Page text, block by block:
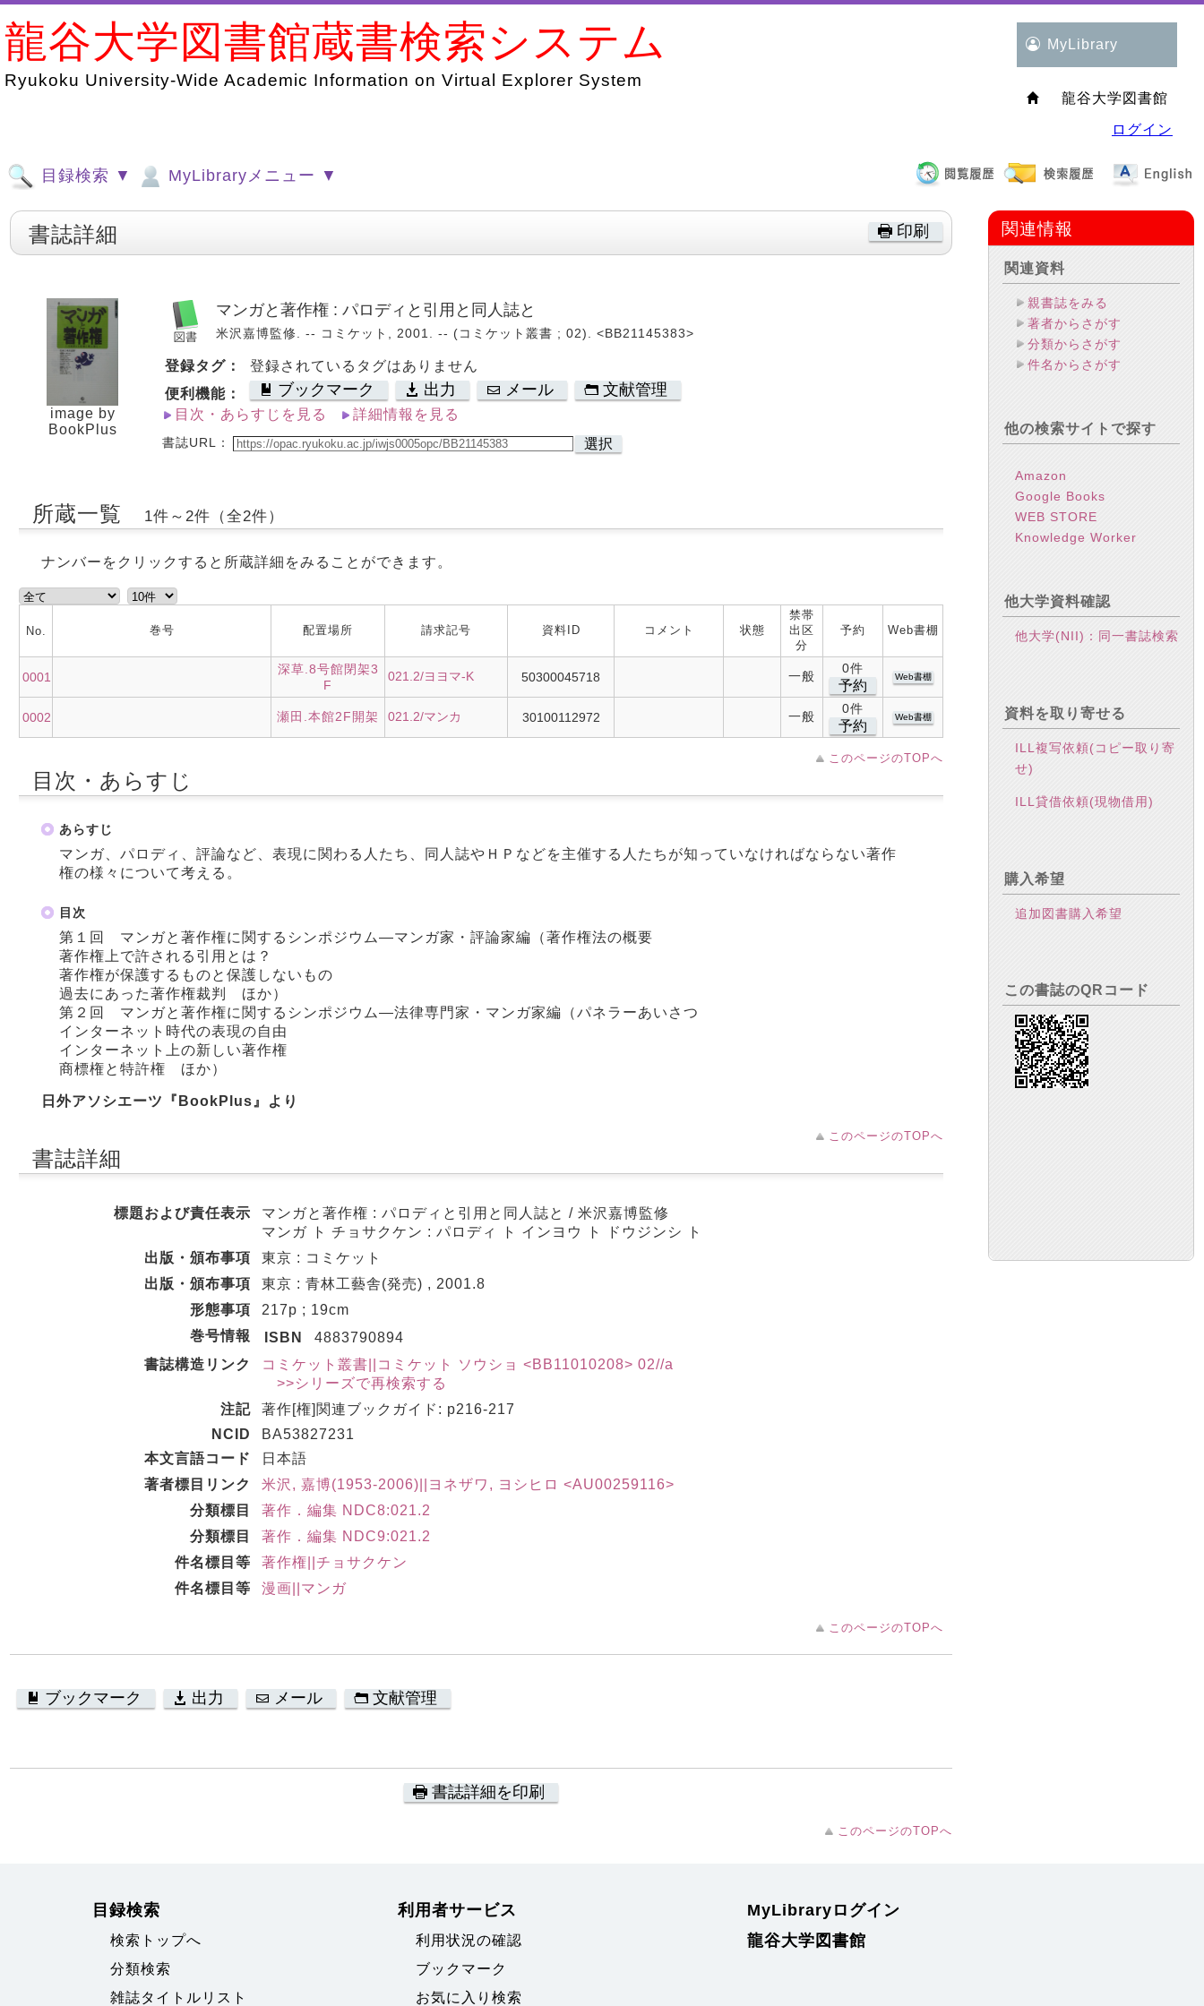
龍谷大学図書館蔵書検索システム
Ryukoku University-Wide Academic Information on Virtual Explorer System
MyLibrary
龍谷大学図書館
ログイン
目録検索 ▼ MyLibraryメニュー ▼
印刷
書誌詳細
image by
BookPlus
マンガと著作権 : パロディと引用と同人誌と
米沢嘉博監修. -- コミケット, 2001. -- (コミケット叢書 ; 02). <BB21145383>
登録タグ：
登録されているタグはありません
便利機能：
ブックマーク 出力 メール 文献管理
目次・あらすじを見る 詳細情報を見る
書誌URL： 選択
所蔵一覧 1件～2件（全2件）
ナンバーをクリックすると所蔵詳細をみることができます。
No. 巻号 配置場所 請求記号 資料ID コメント 状態
禁帯
出区
分
予約 Web書棚
0001
深草.8号館閉架3
F
021.2/ヨヨマ-K 50300045718 一般
0件
予約
Web書棚
0002 瀬田.本館2F開架 021.2/マンカ 30100112972 一般
0件
予約
Web書棚
このページのTOPへ
目次・あらすじ
あらすじ
マンガ、パロディ、評論など、表現に関わる人たち、同人誌やＨＰなどを主催する人たちが知っていなければならない著作
権の様々について考える。
目次
第１回 マンガと著作権に関するシンポジウム―マンガ家・評論家編（著作権法の概要
著作権上で許される引用とは？
著作権が保護するものと保護しないもの
過去にあった著作権裁判 ほか）
第２回 マンガと著作権に関するシンポジウム―法律専門家・マンガ家編（パネラーあいさつ
インターネット時代の表現の自由
インターネット上の新しい著作権
商標権と特許権 ほか）
日外アソシエーツ『BookPlus』より
このページのTOPへ
書誌詳細
標題および責任表示
マンガと著作権 : パロディと引用と同人誌と / 米沢嘉博監修
マンガ ト チョサクケン : パロディ ト インヨウ ト ドウジンシ ト
出版・頒布事項
東京 : コミケット
出版・頒布事項
東京 : 青林工藝舎(発売) , 2001.8
形態事項
217p ; 19cm
巻号情報
ISBN
4883790894
書誌構造リンク
コミケット叢書||コミケット ソウショ <BB11010208> 02//a
>>シリーズで再検索する
注記
著作[権]関連ブックガイド: p216-217
NCID
BA53827231
本文言語コード
日本語
著者標目リンク
米沢, 嘉博(1953-2006)||ヨネザワ, ヨシヒロ <AU00259116>
分類標目
著作．編集 NDC8:021.2
分類標目
著作．編集 NDC9:021.2
件名標目等
著作権||チョサクケン
件名標目等
漫画||マンガ
このページのTOPへ
ブックマーク 出力 メール 文献管理
書誌詳細を印刷
このページのTOPへ
関連情報
関連資料
親書誌をみる
著者からさがす
分類からさがす
件名からさがす
他の検索サイトで探す
Amazon
Google Books
WEB STORE
Knowledge Worker
他大学資料確認
他大学(NII)：同一書誌検索
資料を取り寄せる
ILL複写依頼(コピー取り寄
せ)
ILL貸借依頼(現物借用)
購入希望
追加図書購入希望
この書誌のQRコード
目録検索
検索トップへ
分類検索
雑誌タイトルリスト
利用者サービス
利用状況の確認
ブックマーク
お気に入り検索
MyLibraryログイン
龍谷大学図書館